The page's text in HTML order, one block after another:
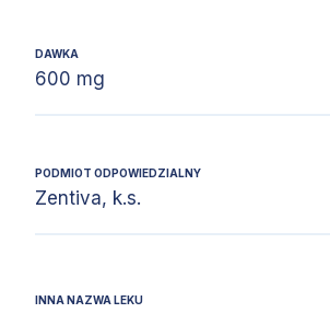
DAWKA
600 mg
PODMIOT ODPOWIEDZIALNY
Zentiva, k.s.
INNA NAZWA LEKU